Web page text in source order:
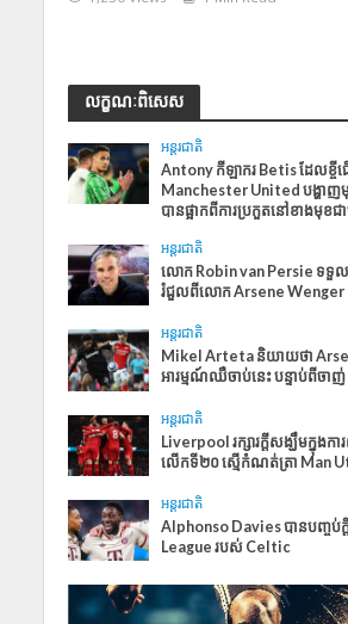
លក្ខណៈពិសេស
អន្តរជាតិ
​Antony កី​​ឡាករ Betis ដែលខ្ចី
Manchester United បង្ហាញ
បានផ្អាកពីការប្រកួតនៅខាងមុខ
អន្តរជាតិ
លោក Robin van Persie ទទួល
រំជួលពីលោក Arsene Wenger
អន្តរជាតិ
Mikel Arteta និយាយថា
អារម្មណ៍ឈឺចាប់នេះ បន្ទាប់ពីចា
អន្តរជាតិ
Liverpool រក្សារក្ដីសង្ឃឹមក្នុងកា
លើកទី២០ ស្មើកំណត់ត្រា Man
អន្តរជាតិ
Alphonso Davies បានបញ្ចប់
League របស់ Celtic